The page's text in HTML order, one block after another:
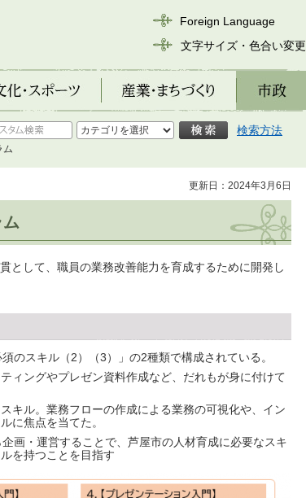
Foreign Language
文字サイズ・色合い変更
ポーツ 産業・まちづくり 市政
検索方法
ム
更新日：2024年3月6日
として、職員の業務改善能力を育成するために開発し
のスキル（2）（3）」の2種類で構成されている。
ィングやプレゼン資料作成など、だれもが身に付けて
キル。業務フローの作成による業務の可視化や、イン
に焦点を当てた。
画・運営することで、芦屋市の人材育成に必要なスキ
を持つことを目指す